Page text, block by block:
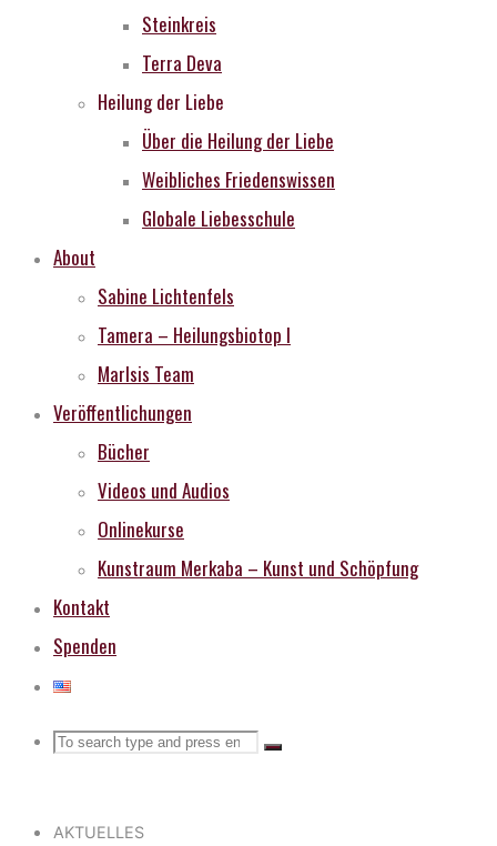
Steinkreis
Terra Deva
Heilung der Liebe
Über die Heilung der Liebe
Weibliches Friedenswissen
Globale Liebesschule
About
Sabine Lichtenfels
Tamera – Heilungsbiotop I
MarIsis Team
Veröffentlichungen
Bücher
Videos und Audios
Onlinekurse
Kunstraum Merkaba – Kunst und Schöpfung
Kontakt
Spenden
Search
Search
Search
AKTUELLES